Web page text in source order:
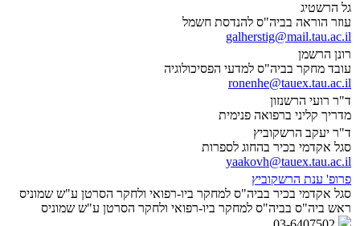
גל הרשטיג
עוזר הוראה בביה"ס להנדסת חשמל
galherstig@mail.tau.ac.il
רונן הרשמן
עובד מחקר בביה"ס למדעי הפסיכולוגיה
ronenhe@tauex.tau.ac.il
ד"ר רועי הרשנזון
מדריך קליני ברפואה פנימית
ד"ר יעקב הרשקוביץ
סגל אקדמי בכיר בהחוג לספרות
yaakovh@tauex.tau.ac.il
פרופ' ענת הרשקוביץ
סגל אקדמי בכיר בביה"ס למחקר ביו-רפואי ולחקר הסרטן ע"ש שמוניס
ראש ביה"ס בביה"ס למחקר ביו-רפואי ולחקר הסרטן ע"ש שמוניס